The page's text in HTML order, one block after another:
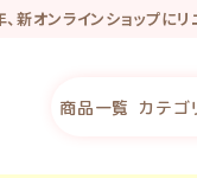
新オンラインショップに
ューアル記念で新規会員
商品一覧 カテゴ